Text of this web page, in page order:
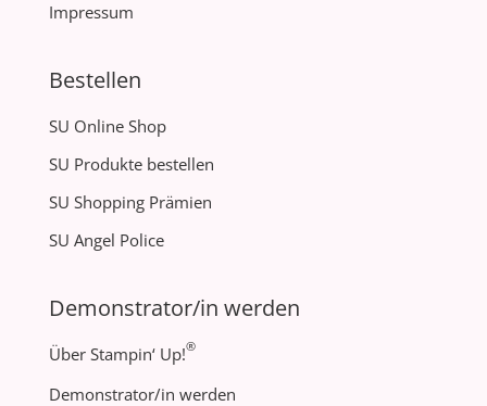
Impressum
Bestellen
SU Online Shop
SU Produkte bestellen
SU Shopping Prämien
SU Angel Police
Demonstrator/in werden
Über Stampin‘ Up!®
Demonstrator/in werden